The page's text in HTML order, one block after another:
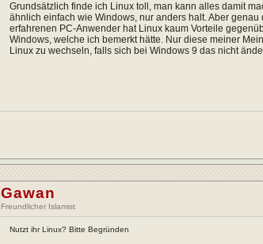
Grundsätzlich finde ich Linux toll, man kann alles damit
ähnlich einfach wie Windows, nur anders halt. Aber
erfahrenen PC-Anwender hat Linux kaum Vorteile
Windows, welche ich bemerkt hätte. Nur diese meiner
Linux zu wechseln, falls sich bei Windows 9 das nicht
Gawan
Freundlicher Islamist
Nutzt ihr Linux? Bitte Begründen